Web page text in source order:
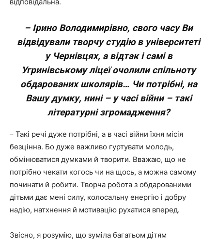
– Ірино Володимирівно, свого часу Ви
відвідували творчу студію в університеті
у Чернівцях, а відтак і самі в
Угринівському ліцеї очолили спільноту
обдарованих школярів… Чи потрібні, на
Вашу думку, нині – у часі війни – такі
літературні згромадження?
– Такі речі дуже потрібні, а в часі війни їхня місія
безцінна. Бо дуже важливо гуртувати молодь,
обмінюватися думками й творити. Вважаю, що не
потрібно чекати когось чи на щось, а можна самому
починати й робити. Творча робота з обдарованими
дітьми дає мені силу, колосальну енергію і добру
надію, натхнення й мотивацію рухатися вперед.
Звісно, я розумію, що зуміла багатьом дітям